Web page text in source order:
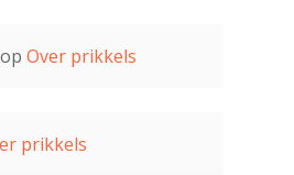
op Over prikkels
prikkels